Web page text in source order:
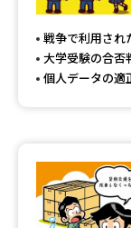
戦争で利用され
大学受験の合否
個人データの適